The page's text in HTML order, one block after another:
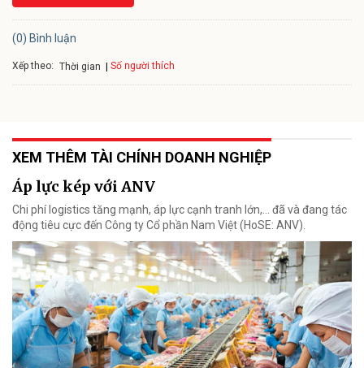
(0) Bình luận
Xếp theo: Thời gian Số người thích
XEM THÊM TÀI CHÍNH DOANH NGHIỆP
Áp lực kép với ANV
Chi phí logistics tăng mạnh, áp lực cạnh tranh lớn,... đã và đang tác
động tiêu cực đến Công ty Cổ phần Nam Việt (HoSE: ANV).